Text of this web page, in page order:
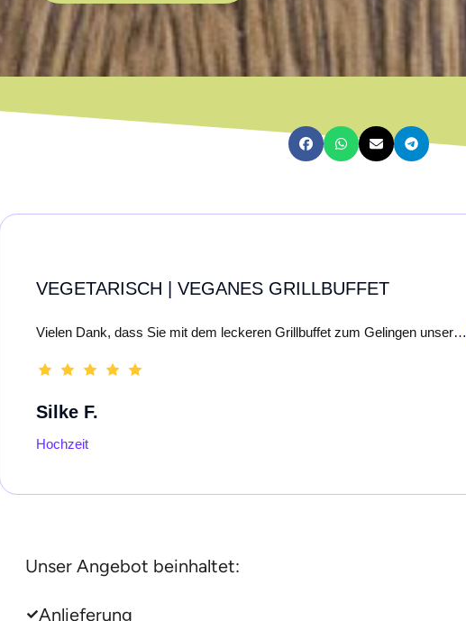
VEGETARISCH | VEGANES GRILLBUFFET
Vielen Dank, dass Sie mit dem leckeren Grillbuffet zum Gelingen unser…
Silke F.
Hochzeit
Unser Angebot beinhaltet:
Anlieferung